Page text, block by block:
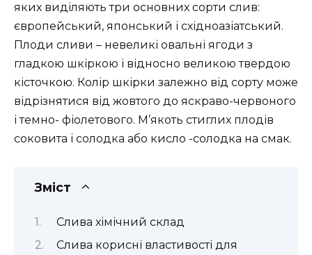
яких виділяють три основних сорти слив:
європейський, японський і східноазіатський.
Плоди сливи – невеликі овальні ягоди з
гладкою шкіркою і відносно великою твердою
кісточкою. Колір шкірки залежно від сорту може
відрізнятися від жовтого до яскраво-червоного
і темно- фіолетового. М’якоть стиглих плодів
соковита і солодка або кисло -солодка на смак.
Зміст
Слива хімічний склад
Слива корисні властивості для